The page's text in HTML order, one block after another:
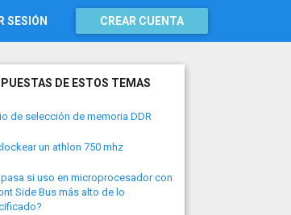
SESIÓN CREAR CUENTA
DE ESTOS TEMAS
de selección de memoria DDR
un athlon 750 mhz
pasa si uso en microprocesador con
Side Bus más alto de lo